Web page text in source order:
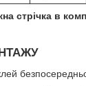
стрічка в